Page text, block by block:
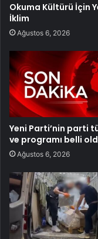
Okuma Kültürü İçin
İklim
Ağustos 6, 2026
Yeni Parti’nin parti
ve programı belli
Ağustos 6, 2026